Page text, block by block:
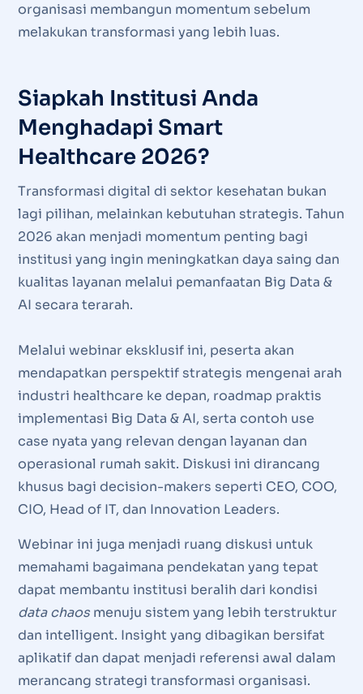
organisasi membangun momentum sebelum
melakukan transformasi yang lebih luas.
Siapkah Institusi Anda
Menghadapi Smart
Healthcare 2026?
Transformasi digital di sektor kesehatan bukan
lagi pilihan, melainkan kebutuhan strategis. Tahun
2026 akan menjadi momentum penting bagi
institusi yang ingin meningkatkan daya saing dan
kualitas layanan melalui pemanfaatan Big Data &
AI secara terarah.
Melalui webinar eksklusif ini, peserta akan
mendapatkan perspektif strategis mengenai arah
industri healthcare ke depan, roadmap praktis
implementasi Big Data & AI, serta contoh use
case nyata yang relevan dengan layanan dan
operasional rumah sakit. Diskusi ini dirancang
khusus bagi decision-makers seperti CEO, COO,
CIO, Head of IT, dan Innovation Leaders.
Webinar ini juga menjadi ruang diskusi untuk
memahami bagaimana pendekatan yang tepat
dapat membantu institusi beralih dari kondisi
data chaosmenuju sistem yang lebih terstruktur
dan intelligent. Insight yang dibagikan bersifat
aplikatif dan dapat menjadi referensi awal dalam
merancang strategi transformasi organisasi.